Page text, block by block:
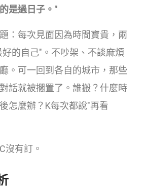
是過日子。"
：每次見面因為時間寶貴，兩
的自己"。不吵架、不談麻煩
。可一回到各自的城市，那些
話就被擱置了。誰搬？什麼時
怎麼辦？K每次都說"再看
沒有訂。